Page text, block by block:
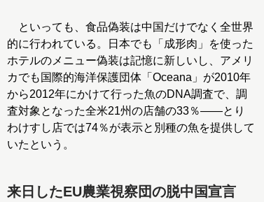
といっても、食品偽装は中国だけでなく全世界
的に行われている。日本でも「成形肉」を使った
ホテルのメニュー偽装は記憶に新しいし、アメリ
カでも国際的海洋保護団体「Oceana」が2010年
から2012年にかけて行った魚のDNA調査で、調
査対象となった全米21州の店舗の33％――とり
わけすし店では74％が表示と別種の魚を提供して
いたという。
来日したEU農業視察団の脱中国宣言